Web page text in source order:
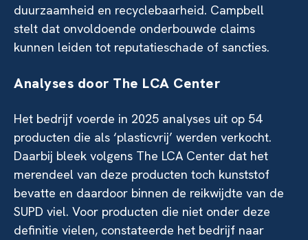
duurzaamheid en recyclebaarheid. Campbell
stelt dat onvoldoende onderbouwde claims
kunnen leiden tot reputatieschade of sancties.
Analyses door The LCA Center
Het bedrijf voerde in 2025 analyses uit op 54
producten die als ‘plasticvrij’ werden verkocht.
Daarbij bleek volgens The LCA Center dat het
merendeel van deze producten toch kunststof
bevatte en daardoor binnen de reikwijdte van de
SUPD viel. Voor producten die niet onder deze
definitie vielen, constateerde het bedrijf naar